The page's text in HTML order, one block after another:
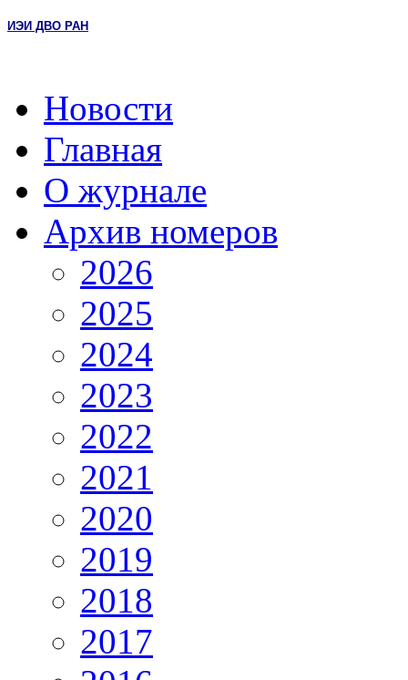
ИЭИ ДВО РАН
Новости
Главная
О журнале
Архив номеров
2026
2025
2024
2023
2022
2021
2020
2019
2018
2017